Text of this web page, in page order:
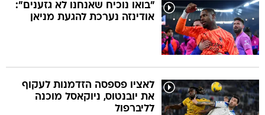
"בואו נוכיח שאנחנו לא גזענים":
אודינזה נערכת להגעת מניאן
לאציו פספסה הזדמנות לעקוף
את יובנטוס, ניוקאסל מוכנה
לליברפול